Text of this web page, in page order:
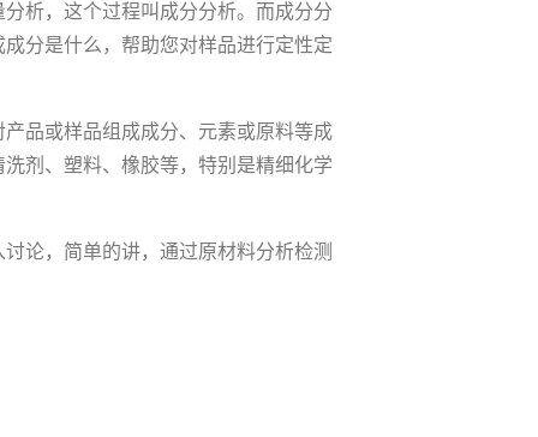
析，这个过程叫成分分析。而成分分
分是什么，帮助您对样品进行定性定
品或样品组成成分、元素或原料等成
剂、塑料、橡胶等，特别是精细化学
论，简单的讲，通过原材料分析检测